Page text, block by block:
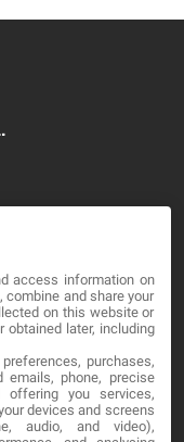
access information on
combine and share your
on this website or
obtained later, including
purchases,
emails, phone, precise
offering you services,
devices and screens
audio, and video),